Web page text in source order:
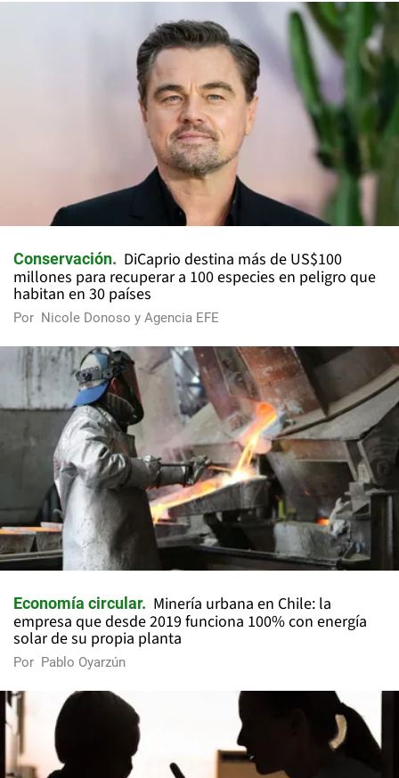
Conservación
DiCaprio destina más de US$100
millones para recuperar a 100 especies en peligro que
habitan en 30 países
Por Nicole Donoso y Agencia EFE
Economía circular
Minería urbana en Chile: la
empresa que desde 2019 funciona 100% con energía
solar de su propia planta
Por Pablo Oyarzún